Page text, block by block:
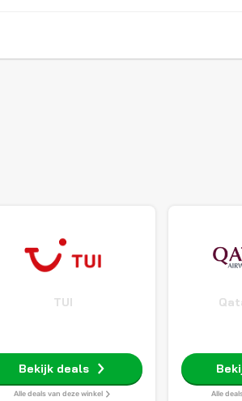
TUI
Bekijk deals
Alle deals van deze winkel Alle